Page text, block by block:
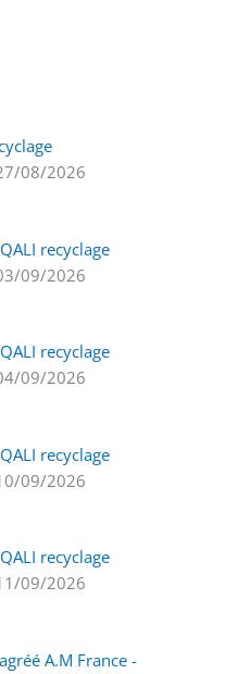
08/2026
QALI recyclage
09/2026
QALI recyclage
09/2026
QALI recyclage
09/2026
QALI recyclage
09/2026
A.M France -